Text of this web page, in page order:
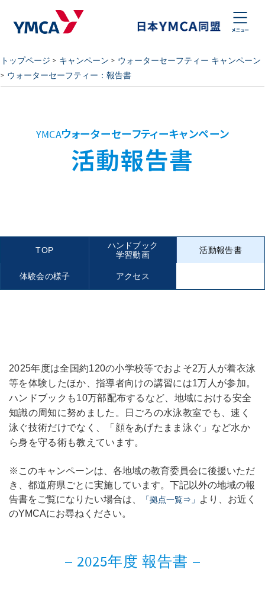
トップページ キャンペーン
ウォーターセーフティー キャンペーン
ウォーターセーフティー：報告書
YMCAウォーターセーフティーキャンペーン
活動報告書
TOP
ハンドブック
学習動画
活動報告書
体験会の様子 アクセス
2025年度は全国約120の小学校等でおよそ2万人が着衣泳
等を体験したほか、指導者向けの講習には1万人が参加。
ハンドブックも10万部配布するなど、地域における安全
知識の周知に努めました。日ごろの水泳教室でも、速く
泳ぐ技術だけでなく、「顔をあげたまま泳ぐ」など水か
ら身を守る術も教えています。
※このキャンペーンは、各地域の教育委員会に後援いただ
き、都道府県ごとに実施しています。下記以外の地域の報
告書をご覧になりたい場合は、
「拠点一覧⇒」
より、お近く
のYMCAにお尋ねください。
2025年度 報告書